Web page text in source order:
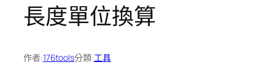
長度單位換算
作者:176tools分類:工具